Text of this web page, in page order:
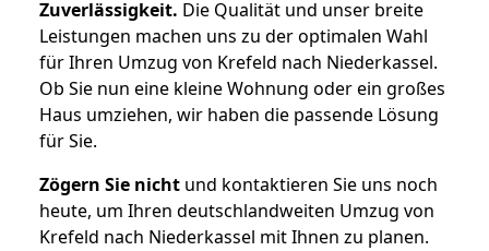
Zuverlässigkeit. Die Qualität und unser breite
Leistungen machen uns zu der optimalen Wahl
für Ihren Umzug von Krefeld nach Niederkassel.
Ob Sie nun eine kleine Wohnung oder ein großes
Haus umziehen, wir haben die passende Lösung
für Sie.
Zögern Sie nicht und kontaktieren Sie uns noch
heute, um Ihren deutschlandweiten Umzug von
Krefeld nach Niederkassel mit Ihnen zu planen.